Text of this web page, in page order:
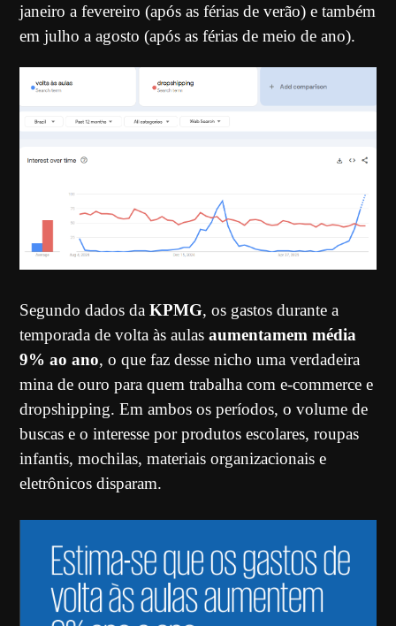
janeiro a fevereiro (após as férias de verão) e também
em julho a agosto (após as férias de meio de ano).
Segundo dados da KPMG, os gastos durante a
temporada de volta às aulasaumentamem média
9% ao ano, o que faz desse nicho uma verdadeira
mina de ouro para quem trabalha com e-commerce e
dropshipping. Em ambos os períodos, o volume de
buscas e o interesse por produtos escolares, roupas
infantis, mochilas, materiais organizacionais e
eletrônicos disparam.